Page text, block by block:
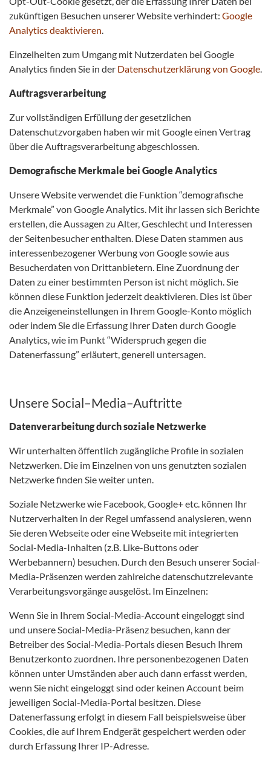
zukünftigen Besuchen unserer Website verhindert: Google
Analytics deaktivieren.
Einzelheiten zum Umgang mit Nutzerdaten bei Google
Analytics finden Sie in der Datenschutzerklärung von Google.
Auftragsverarbeitung
Zur vollständigen Erfüllung der gesetzlichen
Datenschutzvorgaben haben wir mit Google einen Vertrag
über die Auftragsverarbeitung abgeschlossen.
Demografische Merkmale bei Google Analytics
Unsere Website verwendet die Funktion “demografische
Merkmale” von Google Analytics. Mit ihr lassen sich Berichte
erstellen, die Aussagen zu Alter, Geschlecht und Interessen
der Seitenbesucher enthalten. Diese Daten stammen aus
interessenbezogener Werbung von Google sowie aus
Besucherdaten von Drittanbietern. Eine Zuordnung der
Daten zu einer bestimmten Person ist nicht möglich. Sie
können diese Funktion jederzeit deaktivieren. Dies ist über
die Anzeigeneinstellungen in Ihrem Google-Konto möglich
oder indem Sie die Erfassung Ihrer Daten durch Google
Analytics, wie im Punkt “Widerspruch gegen die
Datenerfassung” erläutert, generell untersagen.
Unsere Social–Media–Auftritte
Datenverarbeitung durch soziale Netzwerke
Wir unterhalten öffentlich zugängliche Profile in sozialen
Netzwerken. Die im Einzelnen von uns genutzten sozialen
Netzwerke finden Sie weiter unten.
Soziale Netzwerke wie Facebook, Google+ etc. können Ihr
Nutzerverhalten in der Regel umfassend analysieren, wenn
Sie deren Webseite oder eine Webseite mit integrierten
Social-Media-Inhalten (z.B. Like-Buttons oder
Werbebannern) besuchen. Durch den Besuch unserer Social-
Media-Präsenzen werden zahlreiche datenschutzrelevante
Verarbeitungsvorgänge ausgelöst. Im Einzelnen:
Wenn Sie in Ihrem Social-Media-Account eingeloggt sind
und unsere Social-Media-Präsenz besuchen, kann der
Betreiber des Social-Media-Portals diesen Besuch Ihrem
Benutzerkonto zuordnen. Ihre personenbezogenen Daten
können unter Umständen aber auch dann erfasst werden,
wenn Sie nicht eingeloggt sind oder keinen Account beim
jeweiligen Social-Media-Portal besitzen. Diese
Datenerfassung erfolgt in diesem Fall beispielsweise über
Cookies, die auf Ihrem Endgerät gespeichert werden oder
durch Erfassung Ihrer IP-Adresse.